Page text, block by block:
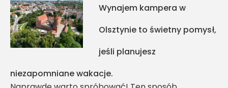
Wynajem kampera w
Olsztynie to świetny pomysł,
jeśli planujesz
niezapomniane wakacje.